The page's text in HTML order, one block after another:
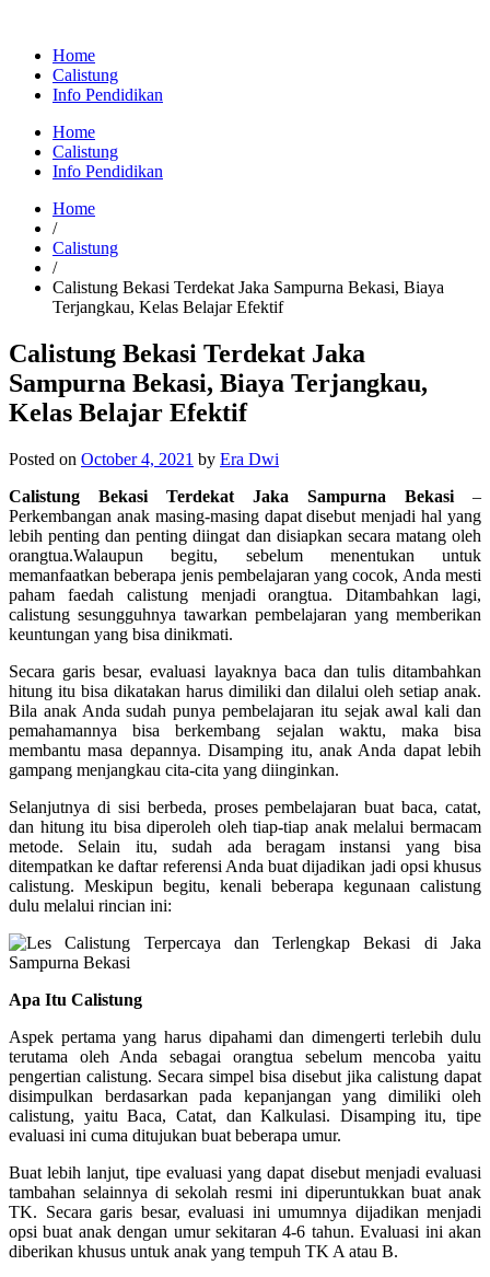
Home
Calistung
Info Pendidikan
Home
Calistung
Info Pendidikan
Home
/
Calistung
/
Calistung Bekasi Terdekat Jaka Sampurna Bekasi, Biaya
Terjangkau, Kelas Belajar Efektif
Calistung Bekasi Terdekat Jaka
Sampurna Bekasi, Biaya Terjangkau,
Kelas Belajar Efektif
Posted on October 4, 2021 by Era Dwi
Calistung Bekasi Terdekat Jaka Sampurna Bekasi
–
Perkembangan anak masing-masing dapat disebut menjadi hal yang
lebih penting dan penting diingat dan disiapkan secara matang oleh
orangtua.Walaupun begitu, sebelum menentukan untuk
memanfaatkan beberapa jenis pembelajaran yang cocok, Anda mesti
paham faedah calistung menjadi orangtua. Ditambahkan lagi,
calistung sesungguhnya tawarkan pembelajaran yang memberikan
keuntungan yang bisa dinikmati.
Secara garis besar, evaluasi layaknya baca dan tulis ditambahkan
hitung itu bisa dikatakan harus dimiliki dan dilalui oleh setiap anak.
Bila anak Anda sudah punya pembelajaran itu sejak awal kali dan
pemahamannya bisa berkembang sejalan waktu, maka bisa
membantu masa depannya. Disamping itu, anak Anda dapat lebih
gampang menjangkau cita-cita yang diinginkan.
Selanjutnya di sisi berbeda, proses pembelajaran buat baca, catat,
dan hitung itu bisa diperoleh oleh tiap-tiap anak melalui bermacam
metode. Selain itu, sudah ada beragam instansi yang bisa
ditempatkan ke daftar referensi Anda buat dijadikan jadi opsi khusus
calistung. Meskipun begitu, kenali beberapa kegunaan calistung
dulu melalui rincian ini:
Apa Itu Calistung
Aspek pertama yang harus dipahami dan dimengerti terlebih dulu
terutama oleh Anda sebagai orangtua sebelum mencoba yaitu
pengertian calistung. Secara simpel bisa disebut jika calistung dapat
disimpulkan berdasarkan pada kepanjangan yang dimiliki oleh
calistung, yaitu Baca, Catat, dan Kalkulasi. Disamping itu, tipe
evaluasi ini cuma ditujukan buat beberapa umur.
Buat lebih lanjut, tipe evaluasi yang dapat disebut menjadi evaluasi
tambahan selainnya di sekolah resmi ini diperuntukkan buat anak
TK. Secara garis besar, evaluasi ini umumnya dijadikan menjadi
opsi buat anak dengan umur sekitaran 4-6 tahun. Evaluasi ini akan
diberikan khusus untuk anak yang tempuh TK A atau B.